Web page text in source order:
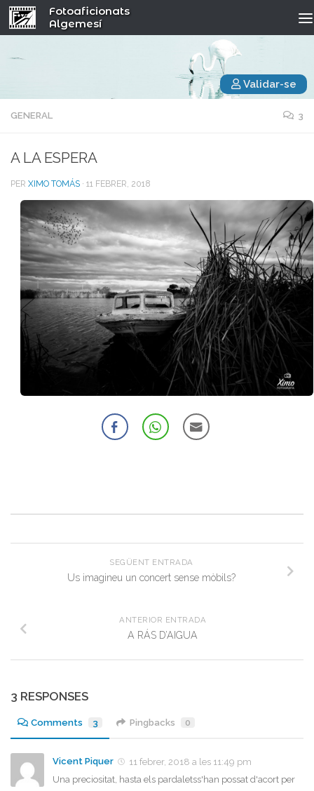
Fotoaficionats
Algemesí
Validar-se
GENERAL 3
A LA ESPERA
PER XIMO TOMÁS · 11 FEBRER, 2018
SEGÜENT ENTRADA
Us imagineu un concert sense mòbils?
ANTERIOR ENTRADA
A RÁS D’AIGUA
3 RESPONSES
Comments 3 Pingbacks 0
Vicent Piquer
11 febrer, 2018 a les 11:49 pm
Una preciositat, hasta els pardaletss'han possat d'acort per